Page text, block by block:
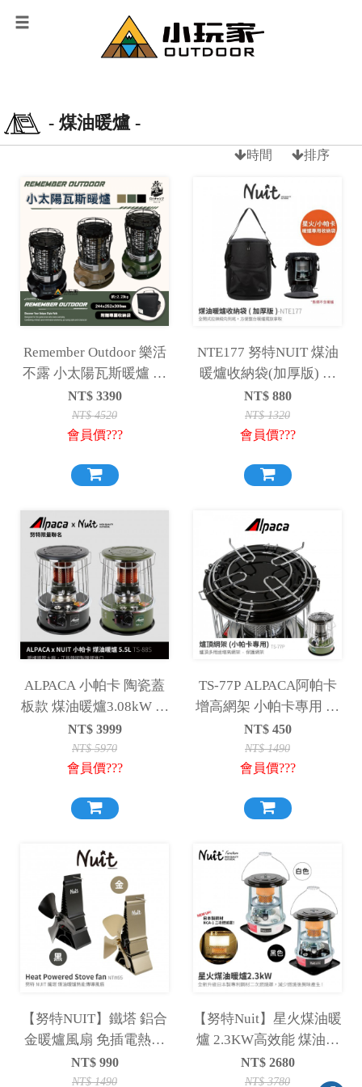
- 煤油暖爐 -
時間 排序
Remember Outdoor 樂活
不露 小太陽瓦斯暖爐 附
收納袋 無段式調整火力
暖爐 保暖 登山 露營
NT$ 3390
NT$4520
會員價???
NTE177 努特NUIT 煤油
暖爐收納袋(加厚版) 暖
爐收納袋 台灣製 煤油暖
爐保護袋 圓形裝備袋筒
形攜行袋NTW38H星火
NT$ 880
NT$1320
會員價???
ALPACA 小帕卡 陶瓷蓋
板款 煤油暖爐3.08kW 防
傾倒裝置 5.5公升 韓國製
戶外使用露營取暖
NT$ 3999
NT$5970
會員價???
TS-77P ALPACA阿帕卡
增高網架 小帕卡專用 煤
油暖爐網架 適用TS-77暖
爐
NT$ 450
NT$1490
會員價???
【努特NUIT】鐵塔 鋁合
金暖爐風扇 免插電熱能
風扇 熱傳導風扇 柴爐風
扇 導熱扇 NTW95
NT$ 990
NT$1490
【努特Nuit】星火煤油暖
爐 2.3KW高效能 煤油暖
爐 露營取暖 武陵 露營必
備
NT$ 2680
NT$3780